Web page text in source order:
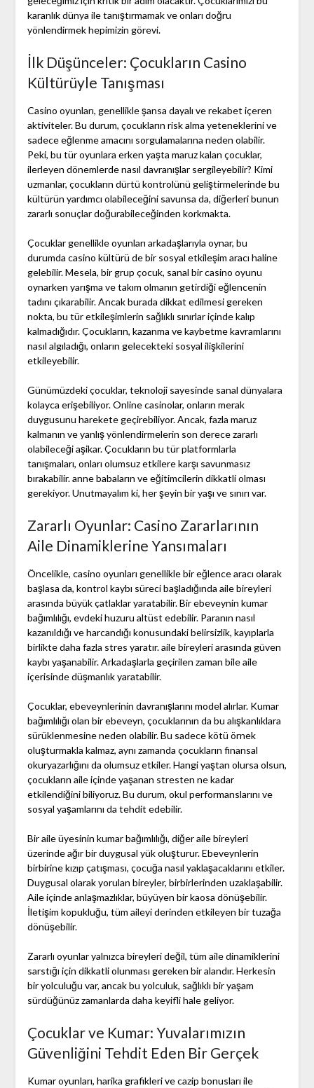
karanlık dünya ile tanıştırmamak ve onları doğru
yönlendirmek hepimizin görevi.
İlk Düşünceler: Çocukların Casino
Kültürüyle Tanışması
Casino oyunları, genellikle şansa dayalı ve rekabet içeren
aktiviteler. Bu durum, çocukların risk alma yeteneklerini ve
sadece eğlenme amacını sorgulamalarına neden olabilir.
Peki, bu tür oyunlara erken yaşta maruz kalan çocuklar,
ilerleyen dönemlerde nasıl davranışlar sergileyebilir? Kimi
uzmanlar, çocukların dürtü kontrolünü geliştirmelerinde bu
kültürün yardımcı olabileceğini savunsa da, diğerleri bunun
zararlı sonuçlar doğurabileceğinden korkmakta.
Çocuklar genellikle oyunları arkadaşlarıyla oynar, bu
durumda casino kültürü de bir sosyal etkileşim aracı haline
gelebilir. Mesela, bir grup çocuk, sanal bir casino oyunu
oynarken yarışma ve takım olmanın getirdiği eğlencenin
tadını çıkarabilir. Ancak burada dikkat edilmesi gereken
nokta, bu tür etkileşimlerin sağlıklı sınırlar içinde kalıp
kalmadığıdır. Çocukların, kazanma ve kaybetme kavramlarını
nasıl algıladığı, onların gelecekteki sosyal ilişkilerini
etkileyebilir.
Günümüzdeki çocuklar, teknoloji sayesinde sanal dünyalara
kolayca erişebiliyor. Online casinolar, onların merak
duygusunu harekete geçirebiliyor. Ancak, fazla maruz
kalmanın ve yanlış yönlendirmelerin son derece zararlı
olabileceği aşikar. Çocukların bu tür platformlarla
tanışmaları, onları olumsuz etkilere karşı savunmasız
bırakabilir. anne babaların ve eğitimcilerin dikkatli olması
gerekiyor. Unutmayalım ki, her şeyin bir yaşı ve sınırı var.
Zararlı Oyunlar: Casino Zararlarının
Aile Dinamiklerine Yansımaları
Öncelikle, casino oyunları genellikle bir eğlence aracı olarak
başlasa da, kontrol kaybı süreci başladığında aile bireyleri
arasında büyük çatlaklar yaratabilir. Bir ebeveynin kumar
bağımlılığı, evdeki huzuru altüst edebilir. Paranın nasıl
kazanıldığı ve harcandığı konusundaki belirsizlik, kayıplarla
birlikte daha fazla stres yaratır. aile bireyleri arasında güven
kaybı yaşanabilir. Arkadaşlarla geçirilen zaman bile aile
içerisinde düşmanlık yaratabilir.
Çocuklar, ebeveynlerinin davranışlarını model alırlar. Kumar
bağımlılığı olan bir ebeveyn, çocuklarının da bu alışkanlıklara
sürüklenmesine neden olabilir. Bu sadece kötü örnek
oluşturmakla kalmaz, aynı zamanda çocukların finansal
okuryazarlığını da olumsuz etkiler. Hangi yaştan olursa olsun,
çocukların aile içinde yaşanan stresten ne kadar
etkilendiğini biliyoruz. Bu durum, okul performanslarını ve
sosyal yaşamlarını da tehdit edebilir.
Bir aile üyesinin kumar bağımlılığı, diğer aile bireyleri
üzerinde ağır bir duygusal yük oluşturur. Ebeveynlerin
birbirine kızıp çatışması, çocuğa nasıl yaklaşacaklarını etkiler.
Duygusal olarak yorulan bireyler, birbirlerinden uzaklaşabilir.
Aile içinde anlaşmazlıklar, büyüyen bir kaosa dönüşebilir.
İletişim kopukluğu, tüm aileyi derinden etkileyen bir tuzağa
dönüşebilir.
Zararlı oyunlar yalnızca bireyleri değil, tüm aile dinamiklerini
sarstığı için dikkatli olunması gereken bir alandır. Herkesin
bir yolculuğu var, ancak bu yolculuk, sağlıklı bir yaşam
sürdüğünüz zamanlarda daha keyifli hale geliyor.
Çocuklar ve Kumar: Yuvalarımızın
Güvenliğini Tehdit Eden Bir Gerçek
Kumar oyunları, harika grafikleri ve cazip bonusları ile